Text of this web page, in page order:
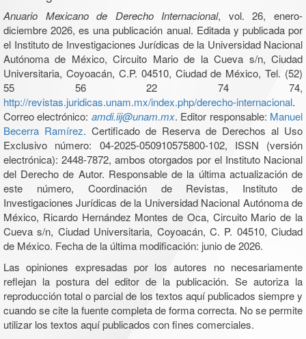
Anuario Mexicano de Derecho Internacional, vol. 26, enero-
diciembre 2026, es una publicación anual. Editada y publicada por
el Instituto de Investigaciones Jurídicas de la Universidad Nacional
Autónoma de México, Circuito Mario de la Cueva s/n, Ciudad
Universitaria, Coyoacán, C.P. 04510, Ciudad de México, Tel. (52)
55 56 22 74 74,
http://revistas.juridicas.unam.mx/index.php/derecho-internacional.
Correo electrónico: amdi.iij@unam.mx. Editor responsable: Manuel
Becerra Ramírez. Certificado de Reserva de Derechos al Uso
Exclusivo número: 04-2025-050910575800-102, ISSN (versión
electrónica): 2448-7872, ambos otorgados por el Instituto Nacional
del Derecho de Autor. Responsable de la última actualización de
este número, Coordinación de Revistas, Instituto de
Investigaciones Jurídicas de la Universidad Nacional Autónoma de
México, Ricardo Hernández Montes de Oca, Circuito Mario de la
Cueva s/n, Ciudad Universitaria, Coyoacán, C. P. 04510, Ciudad
de México. Fecha de la última modificación: junio de 2026.
Las opiniones expresadas por los autores no necesariamente
reflejan la postura del editor de la publicación. Se autoriza la
reproducción total o parcial de los textos aquí publicados siempre y
cuando se cite la fuente completa de forma correcta. No se permite
utilizar los textos aquí publicados con fines comerciales.